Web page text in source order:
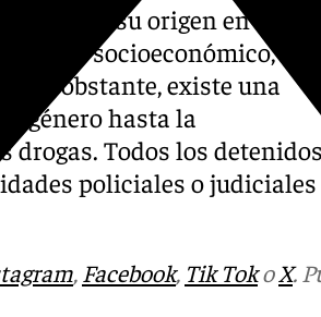
tenido su origen en la
orden socioeconómico,
No obstante, existe una
género hasta la
drogas. Todos los detenidos
policiales o judiciales
, Facebook, Tik TokoX.